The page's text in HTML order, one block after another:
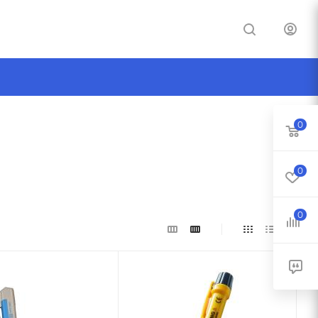
0
0
0